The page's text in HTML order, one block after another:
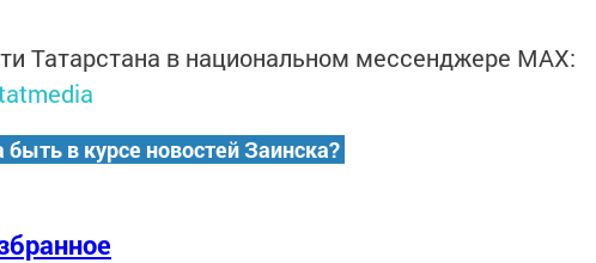
Татарстана в национальном мессенджере MАХ:
в курсе новостей Заинска?